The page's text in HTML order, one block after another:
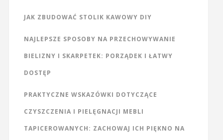
JAK ZBUDOWAĆ STOLIK KAWOWY DIY
NAJLEPSZE SPOSOBY NA PRZECHOWYWANIE
BIELIZNY I SKARPETEK: PORZĄDEK I ŁATWY
DOSTĘP
PRAKTYCZNE WSKAZÓWKI DOTYCZĄCE
CZYSZCZENIA I PIELĘGNACJI MEBLI
TAPICEROWANYCH: ZACHOWAJ ICH PIĘKNO NA